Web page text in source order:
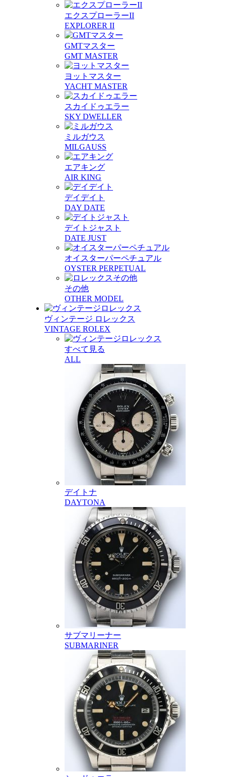
エクスプローラーII
EXPLORER II
GMTマスター
GMT MASTER
ヨットマスター
YACHT MASTER
スカイドゥエラー
SKY DWELLER
ミルガウス
MILGAUSS
エアキング
AIR KING
デイデイト
DAY DATE
デイトジャスト
DATE JUST
オイスターパーペチュアル
OYSTER PERPETUAL
その他
OTHER MODEL
ヴィンテージ ロレックス
VINTAGE ROLEX
すべて見る
ALL
デイトナ
DAYTONA
サブマリーナー
SUBMARINER